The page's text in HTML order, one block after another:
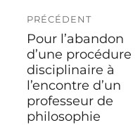
PRÉCÉDENT
Pour l’abandon
d’une procédure
disciplinaire à
l’encontre d’un
professeur de
philosophie